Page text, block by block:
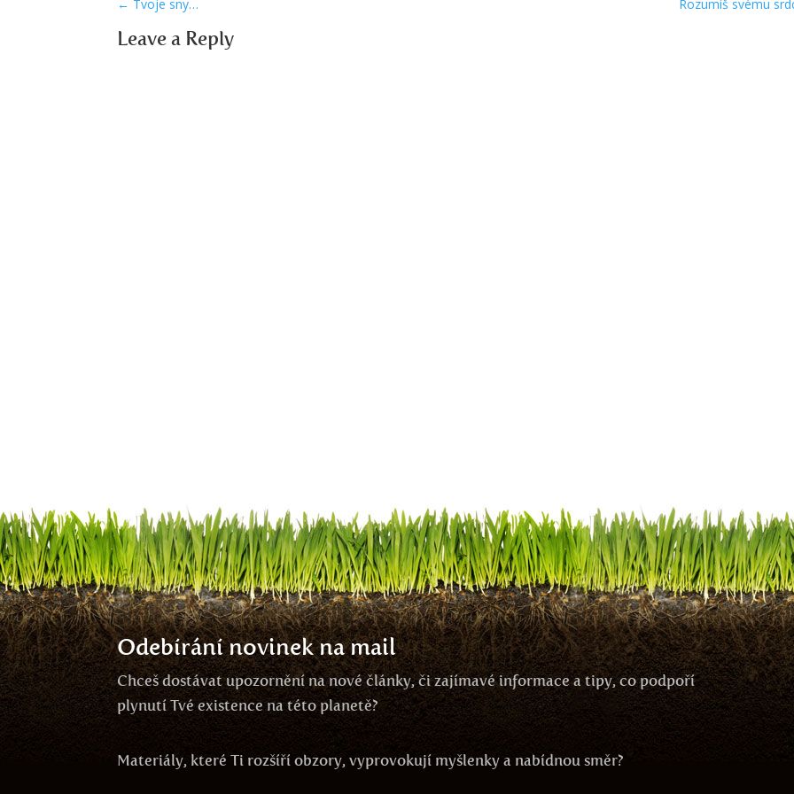
← Tvoje sny… Rozumíš svému
Leave a Reply
Odebírání novinek na mail
Chceš dostávat upozornění na nové články, či zajímavé informace a tipy, co podpoří
plynutí Tvé existence na této planetě?
Materiály, které Ti rozšíří obzory, vyprovokují myšlenky a nabídnou směr?